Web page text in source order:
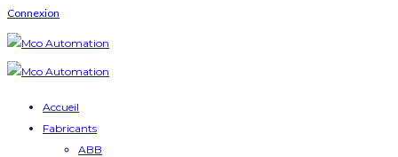
Connexion
Accueil
Fabricants
ABB